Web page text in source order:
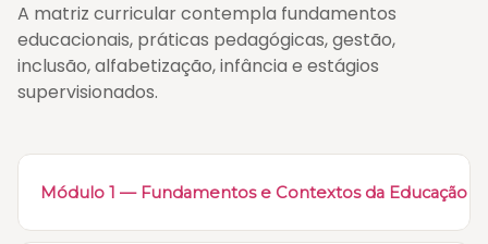
A matriz curricular contempla fundamentos
educacionais, práticas pedagógicas, gestão,
inclusão, alfabetização, infância e estágios
supervisionados.
Módulo 1 — Fundamentos e Contextos da Educação